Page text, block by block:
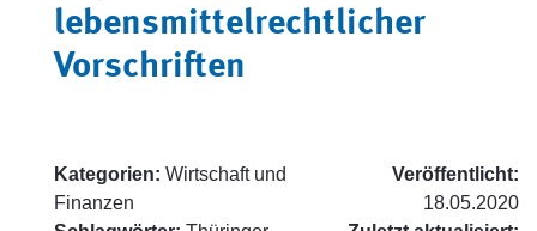
lebensmittelrechtlicher
Vorschriften
Kategorien: Wirtschaft und
Finanzen
Veröffentlicht:
18.05.2020